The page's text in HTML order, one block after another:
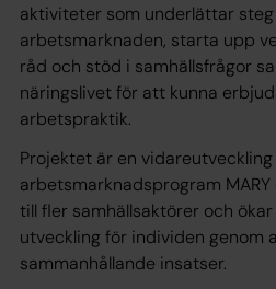
aktiviteter som underlättar
arbetsmarknaden, starta upp
råd och stöd i samhällsfrågor
näringslivet för att kunna
arbetspraktik.
Projektet är en
arbetsmarknadsprogram
till fler samhällsaktörer och
utveckling för individen genom
sammanhållande insatser.